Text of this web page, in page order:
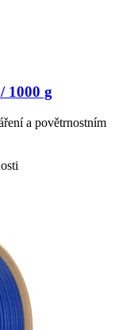
1000 g
a povětrnostním